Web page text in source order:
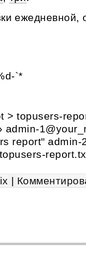
ежедневной,
`*
> topusers-
admin-
report" admin-
|